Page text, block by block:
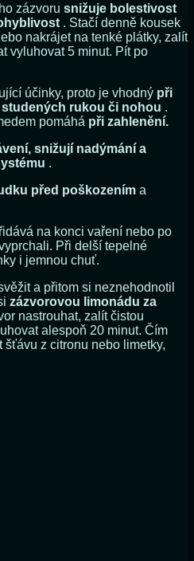
zázvoru snižuje bolestivost
. Stačí denně kousek
nakrájet na tenké plátky, zalít
vyluhovat 5 minut. Pít po
účinky, proto je vhodný při
rukou či nohou .
pomáhá při zahlenění.
snižují nadýmání a
.
před poškozením a
na konci vaření nebo po
Při delší tepelné
i jemnou chuť.
a přitom si neznehodnotil
zázvorovou limonádu za
nastrouhat, zalít čistou
alespoň 20 minut. Čím
z citronu nebo limetky,